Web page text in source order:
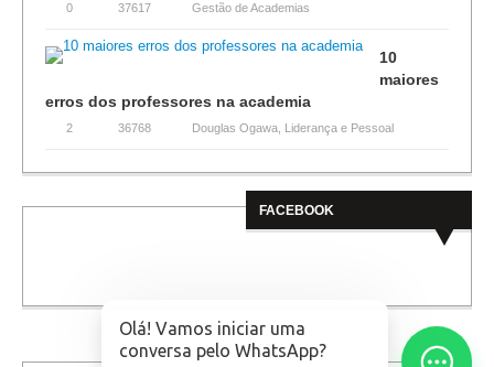
0 37617 Gestão de Academias
10
maiores
erros dos professores na academia
2 36768 Douglas Ogawa Liderança e Pessoal
FACEBOOK
Olá! Vamos iniciar uma
conversa pelo WhatsApp?